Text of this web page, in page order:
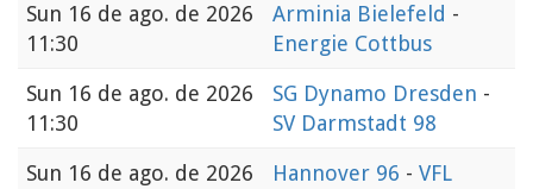
Sun 16 de ago. de 2026
11:30
Arminia Bielefeld -
Energie Cottbus
Sun 16 de ago. de 2026
11:30
SG Dynamo Dresden -
SV Darmstadt 98
Sun 16 de ago. de 2026
Hannover 96 - VFL